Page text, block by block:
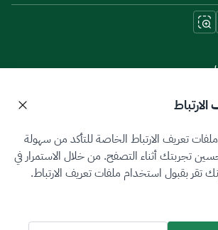
خريطة الموقع
الزكاة والضريبة والجمارك
تعريف الارتباط الخاصة للتأكد من سهولة
تجربتك أثناء التصفح. من خلال الاستمرار في
تقر بقبول استخدام ملفات تعريف الارتباط.